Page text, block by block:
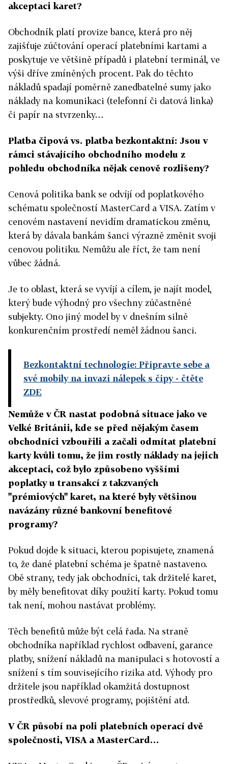
akceptaci karet?
Obchodník platí provize bance, která pro něj
zajišťuje zúčtování operací platebními kartami a
poskytuje ve většině případů i platební terminál, ve
výši dříve zmíněných procent. Pak do těchto
nákladů spadají poměrně zanedbatelné sumy jako
náklady na komunikaci (telefonní či datová linka)
či papír na stvrzenky…
Platba čipová vs. platba bezkontaktní: Jsou v
rámci stávajícího obchodního modelu z
pohledu obchodníka nějak cenově rozlišeny?
Cenová politika bank se odvíjí od poplatkového
schématu společností MasterCard a VISA. Zatím v
cenovém nastavení nevidím dramatickou změnu,
která by dávala bankám šanci výrazně změnit svoji
cenovou politiku. Nemůžu ale říct, že tam není
vůbec žádná.
Je to oblast, která se vyvíjí a cílem, je najít model,
který bude výhodný pro všechny zúčastněné
subjekty. Ono jiný model by v dnešním silně
konkurenčním prostředí neměl žádnou šanci.
Bezkontaktní technologie: Připravte sebe a
své mobily na invazi nálepek s čipy- čtěte
ZDE
Nemůže v ČR nastat podobná situace jako ve
Velké Británii, kde se před nějakým časem
obchodníci vzbouřili a začali odmítat platební
karty kvůli tomu, že jim rostly náklady na jejich
akceptaci, což bylo způsobeno vyššími
poplatky u transakcí z takzvaných
"prémiových" karet, na které byly většinou
navázány různé bankovní benefitové
programy?
Pokud dojde k situaci, kterou popisujete, znamená
to, že dané platební schéma je špatně nastaveno.
Obě strany, tedy jak obchodníci, tak držitelé karet,
by měly benefitovat díky použití karty. Pokud tomu
tak není, mohou nastávat problémy.
Těch benefitů může být celá řada. Na straně
obchodníka například rychlost odbavení, garance
platby, snížení nákladů na manipulaci s hotovostí a
snížení s tím souvisejícího rizika atd. Výhody pro
držitele jsou například okamžitá dostupnost
prostředků, slevové programy, pojištění atd.
V ČR působí na poli platebních operací dvě
společnosti, VISA a MasterCard…